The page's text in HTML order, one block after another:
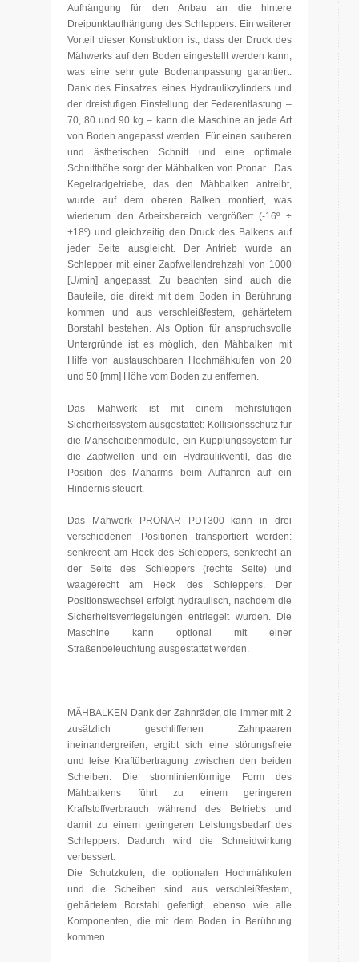
Aufhängung für den Anbau an die hintere
Dreipunktaufhängung des Schleppers. Ein weiterer
Vorteil dieser Konstruktion ist, dass der Druck des
Mähwerks auf den Boden eingestellt werden kann,
was eine sehr gute Bodenanpassung garantiert.
Dank des Einsatzes eines Hydraulikzylinders und
der dreistufigen Einstellung der Federentlastung –
70, 80 und 90 kg – kann die Maschine an jede Art
von Boden angepasst werden. Für einen sauberen
und ästhetischen Schnitt und eine optimale
Schnitthöhe sorgt der Mähbalken von Pronar. Das
Kegelradgetriebe, das den Mähbalken antreibt,
wurde auf dem oberen Balken montiert, was
wiederum den Arbeitsbereich vergrößert (-16º ÷
+18º) und gleichzeitig den Druck des Balkens auf
jeder Seite ausgleicht. Der Antrieb wurde an
Schlepper mit einer Zapfwellendrehzahl von 1000
[U/min] angepasst. Zu beachten sind auch die
Bauteile, die direkt mit dem Boden in Berührung
kommen und aus verschleißfestem, gehärtetem
Borstahl bestehen. Als Option für anspruchsvolle
Untergründe ist es möglich, den Mähbalken mit
Hilfe von austauschbaren Hochmähkufen von 20
und 50 [mm] Höhe vom Boden zu entfernen.
Das Mähwerk ist mit einem mehrstufigen
Sicherheitssystem ausgestattet: Kollisionsschutz für
die Mähscheibenmodule, ein Kupplungssystem für
die Zapfwellen und ein Hydraulikventil, das die
Position des Mäharms beim Auffahren auf ein
Hindernis steuert.
Das Mähwerk PRONAR PDT300 kann in drei
verschiedenen Positionen transportiert werden:
senkrecht am Heck des Schleppers, senkrecht an
der Seite des Schleppers (rechte Seite) und
waagerecht am Heck des Schleppers. Der
Positionswechsel erfolgt hydraulisch, nachdem die
Sicherheitsverriegelungen entriegelt wurden. Die
Maschine kann optional mit einer
Straßenbeleuchtung ausgestattet werden.
MÄHBALKEN Dank der Zahnräder, die immer mit 2
zusätzlich geschliffenen Zahnpaaren
ineinandergreifen, ergibt sich eine störungsfreie
und leise Kraftübertragung zwischen den beiden
Scheiben. Die stromlinienförmige Form des
Mähbalkens führt zu einem geringeren
Kraftstoffverbrauch während des Betriebs und
damit zu einem geringeren Leistungsbedarf des
Schleppers. Dadurch wird die Schneidwirkung
verbessert.
Die Schutzkufen, die optionalen Hochmähkufen
und die Scheiben sind aus verschleißfestem,
gehärtetem Borstahl gefertigt, ebenso wie alle
Komponenten, die mit dem Boden in Berührung
kommen.